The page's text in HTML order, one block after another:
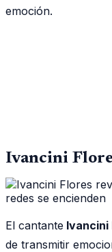
emoción.
Ivancini
El cantante Ivancini
de transmitir